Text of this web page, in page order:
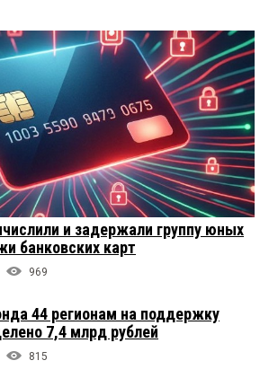
и задержали группу юных
банковских карт
969
44 регионам на поддержку
7,4 млрд рублей
815